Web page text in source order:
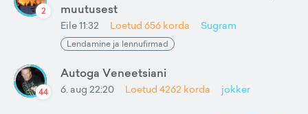
2
muutusest
Eile 11:32 Loetud 656 korda Sugram
Lendamine ja lennufirmad
44
Autoga Veneetsiani
6. aug 22:20 Loetud 4262 korda jokker